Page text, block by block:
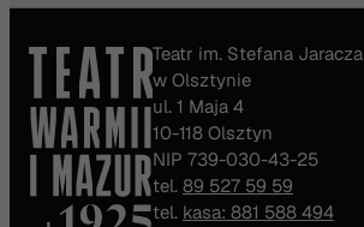
Teatr im. Stefana Jaracza
w Olsztynie
ul. 1 Maja 4
10-118 Olsztyn
NIP 739-030-43-25
tel. 89 527 59 59
tel. kasa: 881 588 494